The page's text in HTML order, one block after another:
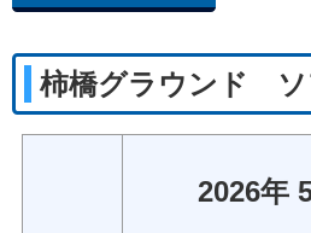
柿橋グラウンド ソ
2026年